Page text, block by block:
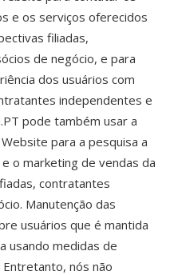
e os serviços oferecidos
filiadas,
de negócio, e para
dos usuários com
independentes e
pode também usar a
para a pesquisa a
o marketing de vendas da
contratantes
Manutenção das
usuários que é mantida
usando medidas de
nós não